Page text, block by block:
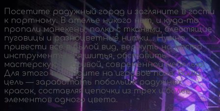
Посетите радужный город и загляните в гости
к портному. В ателье никого нет, икуда-то
пропали манекены, полки с тканями, блестящие
пуговицы и разноцветные нитки… Нужно
привести все в былой вид, вернуть на место
инструменты для шитья, обставить
мастерскую красивой, современной мебелью!
Для этого перейдите на игровое поле. Ваша
цель — заработать побольше радужных
красок, составляя цепочки из трех и более
элементов одного цвета.